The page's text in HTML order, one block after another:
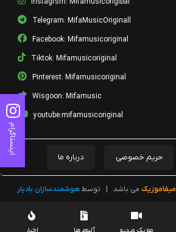
Instagrsm: Mifamusicorigibal
Telegram: MifaMusicOriginall
Facebook: Mifamusicoriginal
Tiktok: Mifamusicoriginal
Pinterest: Mifamusicoriginal
Wisgoon: Mifamusic
youtube:mifamusicoriginal
حریم خصوصی درباره ما
میفاموزیک می باشد توسطهوشمندسازان بادیار
موزیک ویدیو آلبوم ها اخبار
اینستاگرام